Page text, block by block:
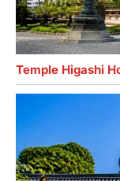
Temple Higashi